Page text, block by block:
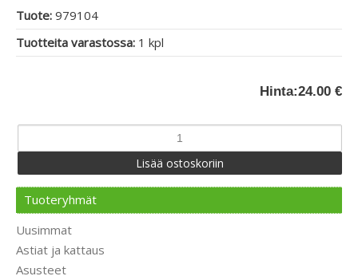
Tuote: 979104
Tuotteita varastossa: 1 kpl
Hinta:24.00 €
Tuoteryhmät
Uusimmat
Astiat ja kattaus
Asusteet